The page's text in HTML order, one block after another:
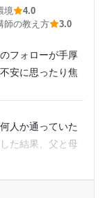
ケーション等)
安が解消されて
いと感じてい
境
4.0
師の教え方 3.0
フォローが手厚
安に思ったり焦
人か通っていた
た結果、父と母